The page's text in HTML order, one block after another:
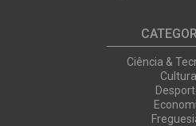
Ciência &
Cultura